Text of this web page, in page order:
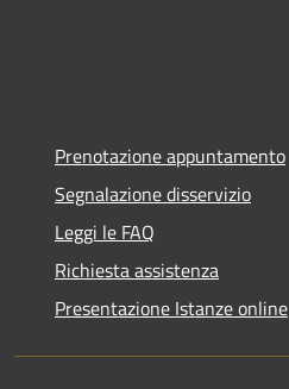
Prenotazione appuntamento
Segnalazione disservizio
Leggi le FAQ
Richiesta assistenza
Presentazione Istanze online